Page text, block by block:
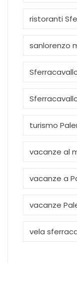
ristoranti
sanlorenzo
turismo
vacanze al
vacanze a
vacanze
vela